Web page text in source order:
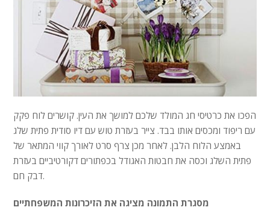
הפכו את כרטיסי חג המולד שלכם למושך את העין. קושרים לוח פקק
עם ריפוד ומכסים אותו בבד. צייר בעזרת טוש עם דיו סודית פתית שלג
באמצע הלוח הלבן. לאחר מכן צרף סרט לאורך קווי המתאר של
פתית השלג וכסה את חבטות האגודל בכפתורים דקורטיביים בעזרת
דבק חם.
מסגרת התמונה מציגה את הזיכרונות המשפחתיים